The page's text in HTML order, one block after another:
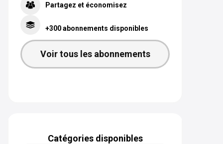
Partagez et économisez
+300 abonnements disponibles
Voir tous les abonnements
Catégories disponibles